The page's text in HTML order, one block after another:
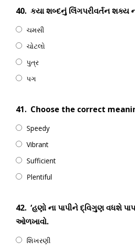
40. કયા શબ્દનું લિંગપરીવર્તન શક્ય
ચમસી
ચોટલો
પુત્ર
પગ
41. Choose the correct
Speedy
Vibrant
Sufficient
Plentiful
42. ‘હણો ના પાપીને દ્વિગુણ વધશે
ઓળખાવો.
શિખરણી